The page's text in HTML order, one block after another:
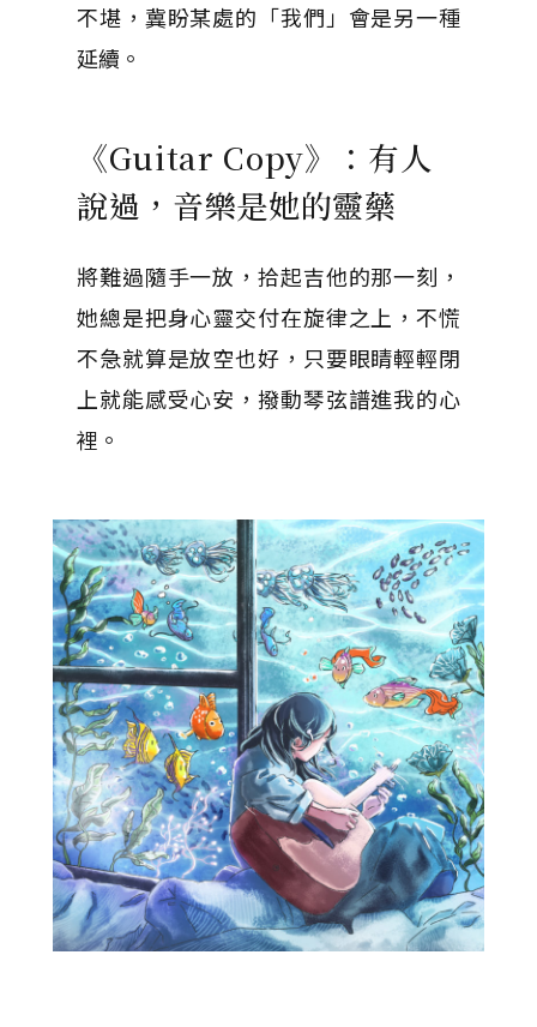
不堪，冀盼某處的「我們」會是另一種
延續。
《Guitar Copy》：有人
說過，音樂是她的靈藥
將難過隨手一放，拾起吉他的那一刻，
她總是把身心靈交付在旋律之上，不慌
不急就算是放空也好，只要眼睛輕輕閉
上就能感受心安，撥動琴弦譜進我的心
裡。